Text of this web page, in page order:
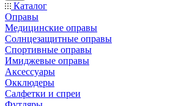
Каталог
Оправы
Медицинские оправы
Солнцезащитные оправы
Спортивные оправы
Имиджевые оправы
Аксессуары
Окклюдеры
Салфетки и спреи